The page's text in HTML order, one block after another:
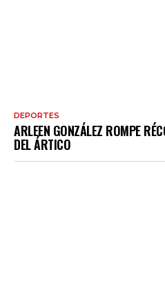
DEPORTES
ARLEEN GONZÁLEZ ROMPE
DEL ÁRTICO